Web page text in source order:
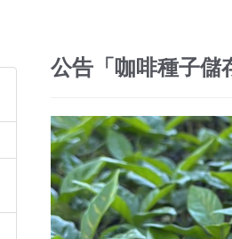
公告「咖啡種子儲